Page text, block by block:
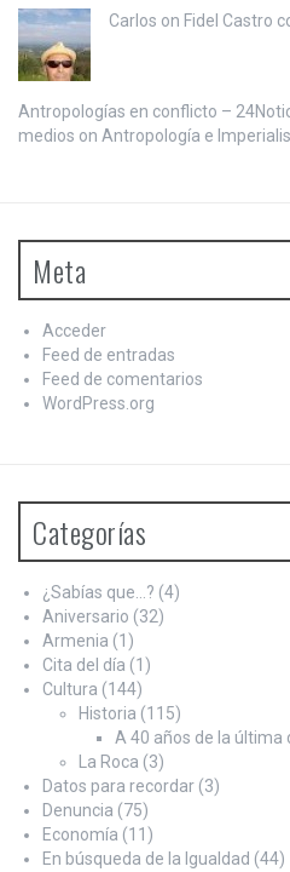
Carlos on Fidel Castro
Antropologías en conflicto –
medios on Antropología e
Meta
Acceder
Feed de entradas
Feed de comentarios
WordPress.org
Categorías
¿Sabías que…? (4)
Aniversario (32)
Armenia (1)
Cita del día (1)
Cultura (144)
Historia (115)
A 40 años de la última
La Roca (3)
Datos para recordar (3)
Denuncia (75)
Economía (11)
En búsqueda de la Igualdad (44)